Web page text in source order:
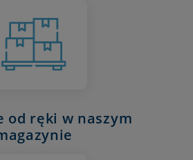
od ręki w naszym